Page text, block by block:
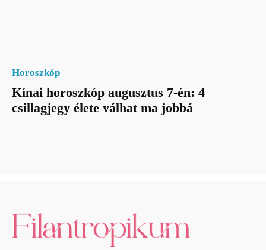
Horoszkóp
Kínai horoszkóp augusztus 7-én: 4
csillagjegy élete válhat ma jobbá